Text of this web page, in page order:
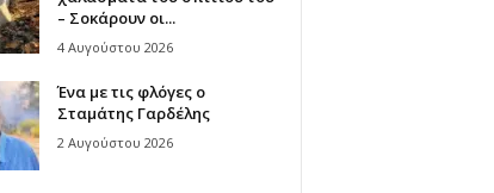
– Σοκάρουν οι...
4 Αυγούστου 2026
Ένα με τις φλόγες ο
Σταμάτης Γαρδέλης
2 Αυγούστου 2026